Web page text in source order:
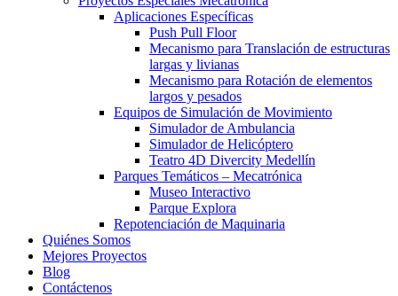
Aplicaciones Específicas
Push Pull Floor
Mecanismo para Translación de estructuras
largas y livianas
Mecanismo para Rotación de elementos
largos y pesados
Equipos de Simulación de Movimiento
Simulador de Ambulancia
Simulador de Helicóptero
Teatro 4D Divercity Medellín
Parques Temáticos – Mecatrónica
Museo Interactivo
Parque Explora
Repotenciación de Maquinaria
Quiénes Somos
Mejores Proyectos
Blog
Contáctenos